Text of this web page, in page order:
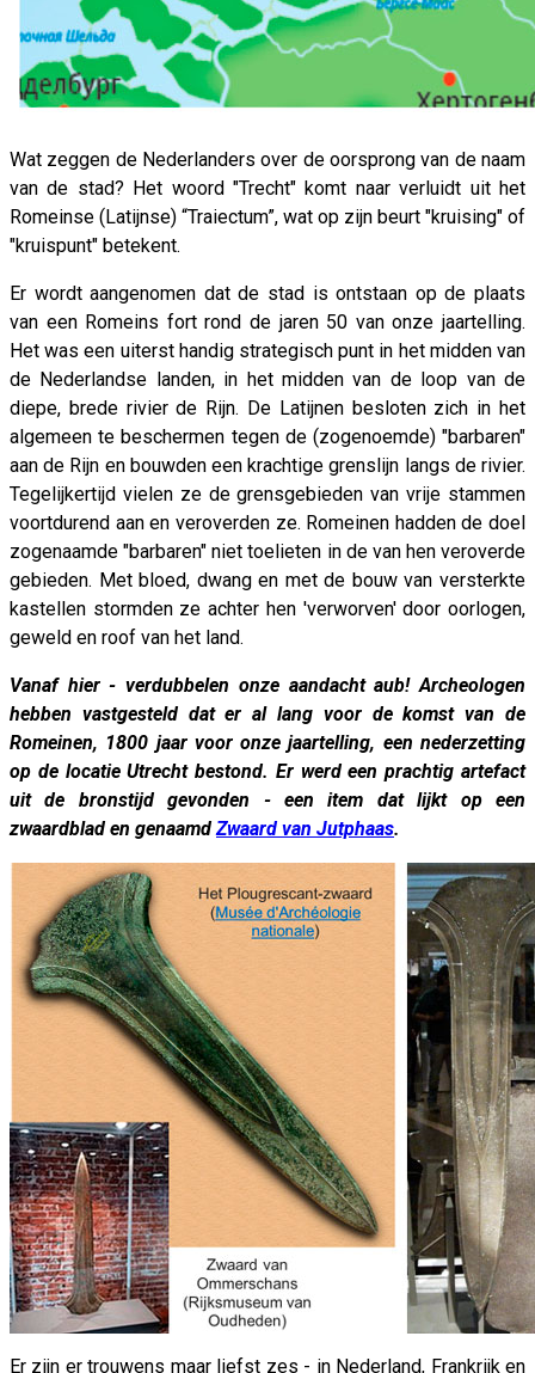
Wat zeggen de Nederlanders over de oorsprong van de naam
van de stad? Het woord "Trecht" komt naar verluidt uit het
Romeinse (Latijnse) “Traiectum”, wat op zijn beurt "kruising" of
"kruispunt" betekent.
Er wordt aangenomen dat de stad is ontstaan ​​op de plaats
van een Romeins fort rond de jaren 50 van onze jaartelling.
Het was een uiterst handig strategisch punt in het midden van
de Nederlandse landen, in het midden van de loop van de
diepe, brede rivier de Rijn. De Latijnen besloten zich in het
algemeen te beschermen tegen de (zogenoemde) "barbaren"
aan de Rijn en bouwden een krachtige grenslijn langs de rivier.
Tegelijkertijd vielen ze de grensgebieden van vrije stammen
voortdurend aan en veroverden ze. Romeinen hadden de doel
zogenaamde "barbaren" niet toelieten in de van hen veroverde
gebieden. Met bloed, dwang en met de bouw van versterkte
kastellen stormden ze achter hen 'verworven' door oorlogen,
geweld en roof van het land.
Vanaf hier - verdubbelen onze aandacht aub! Archeologen
hebben vastgesteld dat er al lang voor de komst van de
Romeinen, 1800 jaar voor onze jaartelling, een nederzetting
op de locatie Utrecht bestond. Er werd een prachtig artefact
uit de bronstijd gevonden - een item dat lijkt op een
zwaardblad en genaamdZwaard van Jutphaas.
Er zijn er trouwens maar liefst zes - in Nederland, Frankrijk en